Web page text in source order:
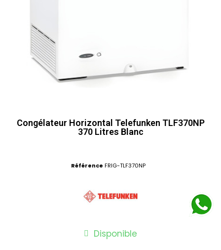
Congélateur Horizontal Telefunken TLF370NP
370 Litres Blanc
Référence FRIG-TLF370NP
Disponible